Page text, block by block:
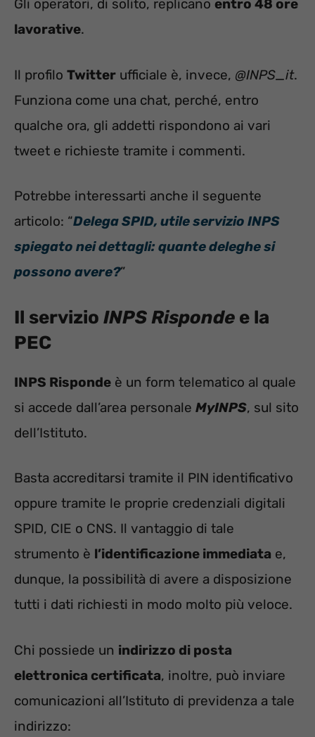
Gli operatori, di solito, replicano entro 48 ore
lavorative.
Il profilo Twitter ufficiale è, invece, @INPS_it.
Funziona come una chat, perché, entro
qualche ora, gli addetti rispondono ai vari
tweet e richieste tramite i commenti.
Potrebbe interessarti anche il seguente
articolo: “Delega SPID, utile servizio INPS
spiegato nei dettagli: quante deleghe si
possono avere?”
Il servizio INPS Risponde e la
PEC
INPS Risponde è un form telematico al quale
si accede dall’area personale MyINPS, sul sito
dell’Istituto.
Basta accreditarsi tramite il PIN identificativo
oppure tramite le proprie credenziali digitali
SPID, CIE o CNS. Il vantaggio di tale
strumento è l’identificazione immediata e,
dunque, la possibilità di avere a disposizione
tutti i dati richiesti in modo molto più veloce.
Chi possiede un indirizzo di posta
elettronica certificata, inoltre, può inviare
comunicazioni all’Istituto di previdenza a tale
indirizzo: